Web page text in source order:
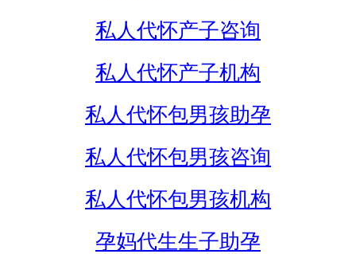
私人代怀产子咨询
私人代怀产子机构
私人代怀包男孩助孕
私人代怀包男孩咨询
私人代怀包男孩机构
孕妈代生生子助孕